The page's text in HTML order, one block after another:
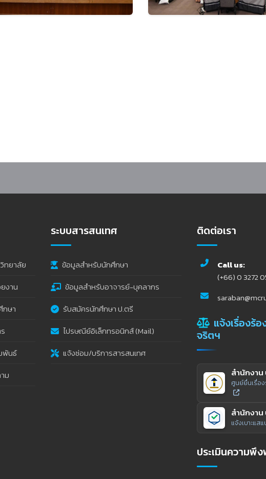
ตกรรมการตลาด MCRU” ต้อนรับนักเรียนโรงเรียนรัฐราษฎร์อุปถัมภ์
ทยาลัย
งาน
กษา
พันธ์
ม
ระบบสารสนเทศ
ข้อมูลสำหรับนักศึกษา
ข้อมูลสำหรับอาจารย์-บุคลากร
รับสมัครนักศึกษา ป.ตรี
ไปรษณีย์อิเล็กทรอนิกส์ (Mail)
แจ้งซ่อม/บริการสารสนเทศ
ติดต่อเรา
Call us:
(+66) 0 3272
แจ้งเรื่องร้
จริตฯ
สำนักงาน
ศูนย์ยื่นเรื่อ
สำนักงาน
แจ้งเบาะแ
ประเมินความพึ